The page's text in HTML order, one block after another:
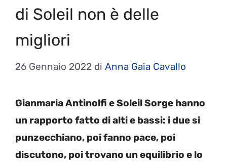
di Soleil non è delle
migliori
26 Gennaio 2022 di Anna Gaia Cavallo
Gianmaria Antinolfi e Soleil Sorge hanno
un rapporto fatto di alti e bassi: i due si
punzecchiano, poi fanno pace, poi
discutono, poi trovano un equilibrio e lo